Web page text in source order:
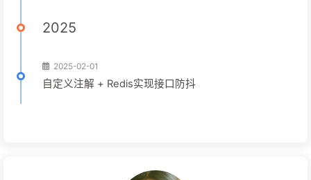
2025
2025-02-01
自定义注解 + Redis实现接口防抖